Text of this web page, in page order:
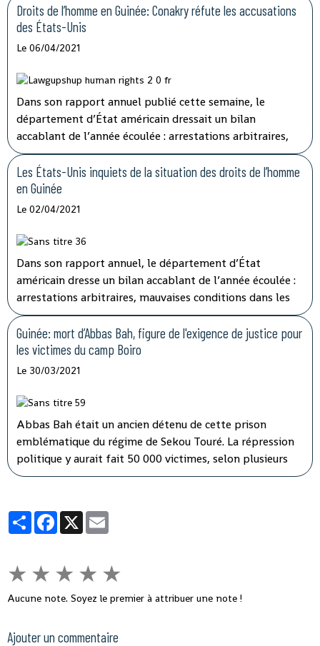
avancé : « raisons de sécurité ». La commission de la
Cédéao a appelé la semaine dernière à la poursuite « des
discussions bilatérales en cours » entre Dakar et Conakry
incompréhensible pour les commerçants et
transporteurs de part et d’autre, durement touchés.
Droits de l’homme en Guinée: Conakry réfute les accusations
des États-Unis
Le 06/04/2021
Dans son rapport annuel publié cette semaine, le
département d’État américain dressait un bilan
accablant de l’année écoulée : arrestations arbitraires,
mauvaises conditions dans les prisons… Mais pour le
ministre de l'Information et de la communication de
Conakry, Amara Somparé ce rapport manque de sérieux.
Les États-Unis inquiets de la situation des droits de l’homme
en Guinée
Le 02/04/2021
Dans son rapport annuel, le département d’État
américain dresse un bilan accablant de l’année écoulée :
arrestations arbitraires, mauvaises conditions dans les
prisons… Le département d’État américain confirme
dans ce rapport paru cette semaine les
dysfonctionnements pointés du doigt ces derniers mois
par plusieurs organisations de défense des droits de
Guinée: mort d’Abbas Bah, figure de l'exigence de justice pour
les victimes du camp Boiro
Le 30/03/2021
Abbas Bah était un ancien détenu de cette prison
emblématique du régime de Sekou Touré. La répression
politique y aurait fait 50 000 victimes, selon plusieurs
ONG dont Amnesty International. Abbas Bah y avait été
et 1978.
PartagerFacebook
X
★ ★ ★ ★ ★
Aucune note. Soyez le premier à attribuer une note !
Ajouter un commentaire